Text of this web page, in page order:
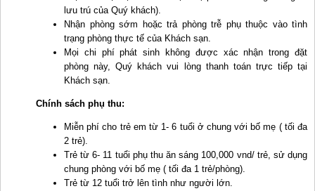
lưu trú của Quý khách).
Nhận phòng sớm hoặc trả phòng trễ phụ thuộc vào tình
trạng phòng thực tế của Khách sạn.
Mọi chi phí phát sinh không được xác nhận trong đặt
phòng này, Quý khách vui lòng thanh toán trực tiếp tại
Khách sạn.
Chính sách phụ thu:
Miễn phí cho trẻ em từ 1- 6 tuổi ở chung với bố mẹ ( tối đa
2 trẻ).
Trẻ từ 6- 11 tuổi phụ thu ăn sáng 100,000 vnd/ trẻ, sử dụng
chung phòng với bố mẹ ( tối đa 1 trẻ/phòng).
Trẻ từ 12 tuổi trở lên tình như người lớn.